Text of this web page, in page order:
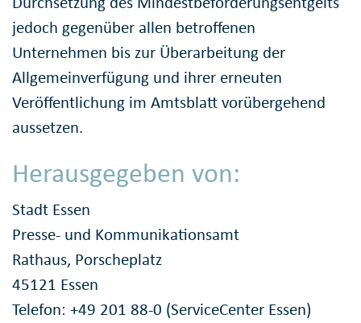
jedoch gegenüber allen betroffenen
Unternehmen bis zur Überarbeitung der
Allgemeinverfügung und ihrer erneuten
Veröffentlichung im Amtsblatt vorübergehend
aussetzen.
Herausgegeben von:
Stadt Essen
Presse- und Kommunikationsamt
Rathaus, Porscheplatz
45121 Essen
Telefon: +49 201 88-0 (ServiceCenter Essen)